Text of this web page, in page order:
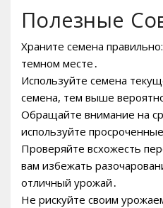
Полезные
Храните семена
темном месте․
Используйте семена
семена, тем выше
Обращайте внимание на
используйте
Проверяйте всхожесть
вам избежать
отличный урожай․
Не рискуйте своим